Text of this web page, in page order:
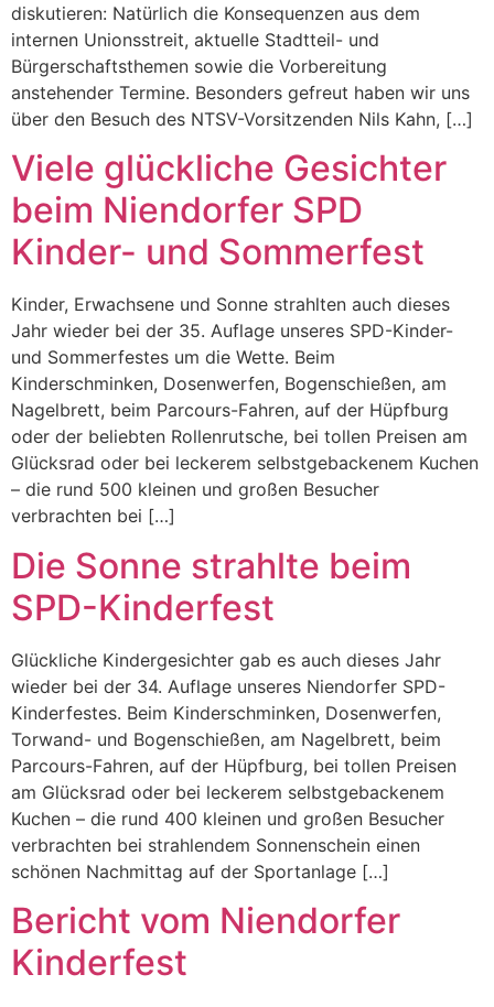
diskutieren: Natürlich die Konsequenzen aus dem
internen Unionsstreit, aktuelle Stadtteil- und
Bürgerschaftsthemen sowie die Vorbereitung
anstehender Termine. Besonders gefreut haben wir uns
über den Besuch des NTSV-Vorsitzenden Nils Kahn, […]
Viele glückliche Gesichter
beim Niendorfer SPD
Kinder- und Sommerfest
Kinder, Erwachsene und Sonne strahlten auch dieses
Jahr wieder bei der 35. Auflage unseres SPD-Kinder-
und Sommerfestes um die Wette. Beim
Kinderschminken, Dosenwerfen, Bogenschießen, am
Nagelbrett, beim Parcours-Fahren, auf der Hüpfburg
oder der beliebten Rollenrutsche, bei tollen Preisen am
Glücksrad oder bei leckerem selbstgebackenem Kuchen
– die rund 500 kleinen und großen Besucher
verbrachten bei […]
Die Sonne strahlte beim
SPD-Kinderfest
Glückliche Kindergesichter gab es auch dieses Jahr
wieder bei der 34. Auflage unseres Niendorfer SPD-
Kinderfestes. Beim Kinderschminken, Dosenwerfen,
Torwand- und Bogenschießen, am Nagelbrett, beim
Parcours-Fahren, auf der Hüpfburg, bei tollen Preisen
am Glücksrad oder bei leckerem selbstgebackenem
Kuchen – die rund 400 kleinen und großen Besucher
verbrachten bei strahlendem Sonnenschein einen
schönen Nachmittag auf der Sportanlage […]
Bericht vom Niendorfer
Kinderfest